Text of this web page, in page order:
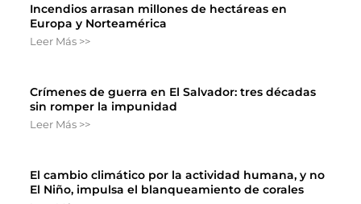
Incendios arrasan millones de hectáreas en
Europa y Norteamérica
Leer Más >>
Crímenes de guerra en El Salvador: tres décadas
sin romper la impunidad
Leer Más >>
El cambio climático por la actividad humana, y no
El Niño, impulsa el blanqueamiento de corales